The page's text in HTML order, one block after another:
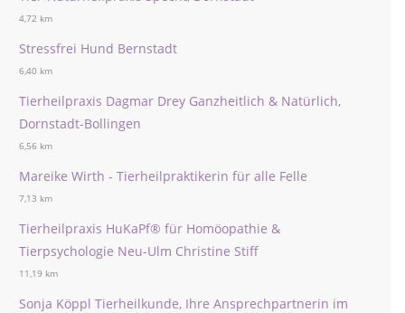
4,72 km
Stressfrei Hund Bernstadt
6,40 km
Tierheilpraxis Dagmar Drey Ganzheitlich & Natürlich,
Dornstadt-Bollingen
6,56 km
Mareike Wirth - Tierheilpraktikerin für alle Felle
7,13 km
Tierheilpraxis HuKaPf® für Homöopathie &
Tierpsychologie Neu-Ulm Christine Stiff
11,19 km
Sonja Köppl Tierheilkunde, Ihre Ansprechpartnerin im